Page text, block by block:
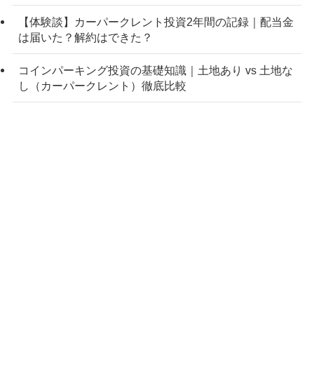
【体験談】カーパークレント投資2年間の記録｜配当金
は届いた？解約はできた？
コインパーキング投資の基礎知識｜土地あり vs 土地な
し（カーパークレント）徹底比較